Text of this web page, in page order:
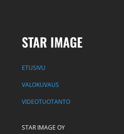
STAR IMAGE
ETUSIVU
VALOKUVAUS
VIDEOTUOTANTO
STAR IMAGE OY